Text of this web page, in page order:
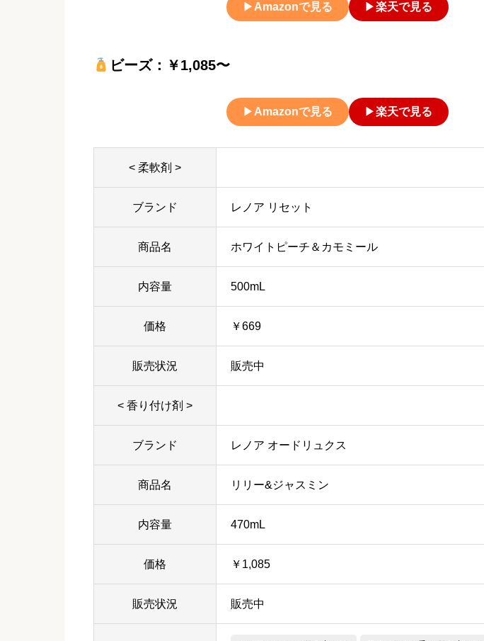
▶ Amazonで見る ▶楽天で見る
ビーズ：￥1,085〜
▶ Amazonで見る ▶楽天で見る
< 柔軟剤 >
ブランド レノア リセット
商品名 ホワイトピーチ＆カモミール
内容量 500mL
価格 ￥669
販売状況 販売中
< 香り付け剤 >
ブランド レノア オードリュクス
商品名 リリー&ジャスミン
内容量 470mL
価格 ￥1,085
販売状況 販売中